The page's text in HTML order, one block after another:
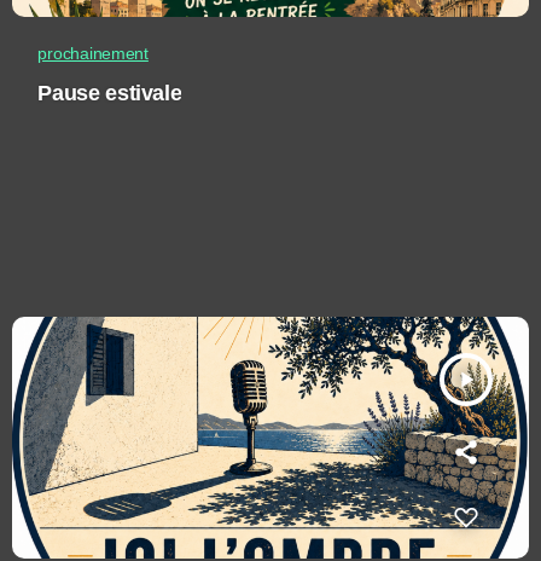
prochainement
Pause estivale
play_arrow